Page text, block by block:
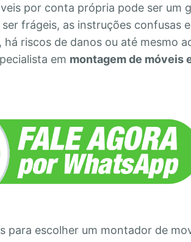
por conta própria pode ser um
frágeis, as instruções confusas
riscos de danos ou até mesmo
em montagem de móveis
para escolher um montador de